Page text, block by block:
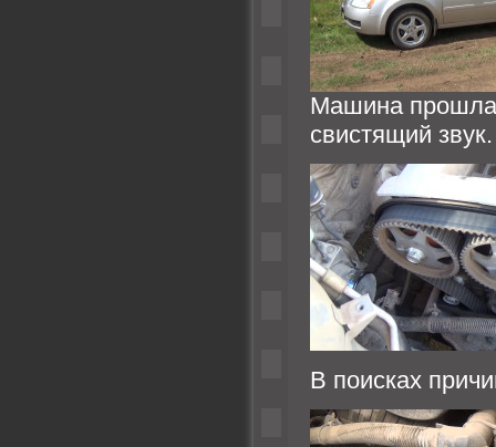
Машина прошла
свистящий
В поисках